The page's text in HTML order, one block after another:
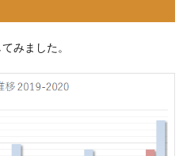
みました。